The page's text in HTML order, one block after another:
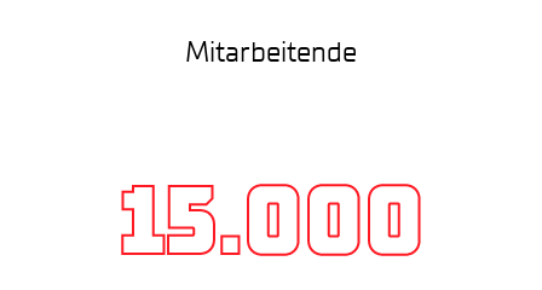
Mitarbeitende
15.000